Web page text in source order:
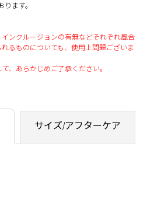
ます。
ンクルージョンの有無などそれぞれ風合
るものについても、使用上問題ございま
、あらかじめご了承ください。
サイズ/アフターケア